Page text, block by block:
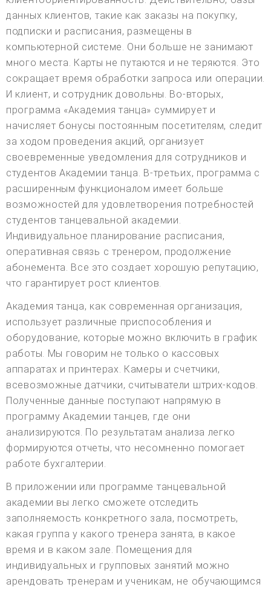
данных клиентов, такие как заказы на покупку,
подписки и расписания, размещены в
компьютерной системе. Они больше не занимают
много места. Карты не путаются и не теряются. Это
сокращает время обработки запроса или операции.
И клиент, и сотрудник довольны. Во-вторых,
программа «Академия танца» суммирует и
начисляет бонусы постоянным посетителям, следит
за ходом проведения акций, организует
своевременные уведомления для сотрудников и
студентов Академии танца. В-третьих, программа с
расширенным функционалом имеет больше
возможностей для удовлетворения потребностей
студентов танцевальной академии.
Индивидуальное планирование расписания,
оперативная связь с тренером, продолжение
абонемента. Все это создает хорошую репутацию,
что гарантирует рост клиентов.
Академия танца, как современная организация,
использует различные приспособления и
оборудование, которые можно включить в график
работы. Мы говорим не только о кассовых
аппаратах и принтерах. Камеры и счетчики,
всевозможные датчики, считыватели штрих-кодов.
Полученные данные поступают напрямую в
программу Академии танцев, где они
анализируются. По результатам анализа легко
формируются отчеты, что несомненно помогает
работе бухгалтерии.
В приложении или программе танцевальной
академии вы легко сможете отследить
заполняемость конкретного зала, посмотреть,
какая группа у какого тренера занята, в какое
время и в каком зале. Помещения для
индивидуальных и групповых занятий можно
арендовать тренерам и ученикам, не обучающимся